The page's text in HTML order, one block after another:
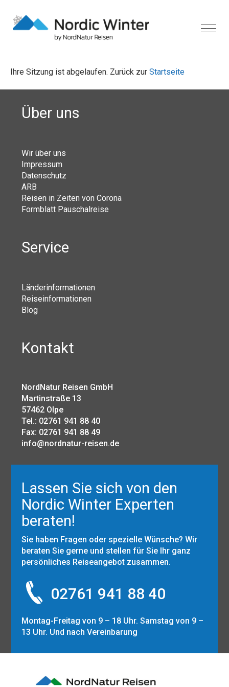
Ihre Sitzung ist abgelaufen. Zurück zur Startseite
Über uns
Wir über uns
Impressum
Datenschutz
ARB
Reisen in Zeiten von Corona
Formblatt Pauschalreise
Service
Länderinformationen
Reiseinformationen
Blog
Kontakt
NordNatur Reisen GmbH
Martinstraße 13
57462 Olpe
Tel.: 02761 941 88 40
Fax: 02761 941 88 49
info@nordnatur-reisen.de
Lassen Sie sich von den
Nordic Winter Experten
beraten!
Sie haben Fragen oder spezielle Wünsche? Wir
beraten Sie gerne und stellen für Sie Ihr ganz
persönliches Reiseangebot zusammen.
02761 941 88 40
Montag-Freitag von 9 – 18 Uhr. Samstag von 9 –
13 Uhr. Und nach Vereinbarung